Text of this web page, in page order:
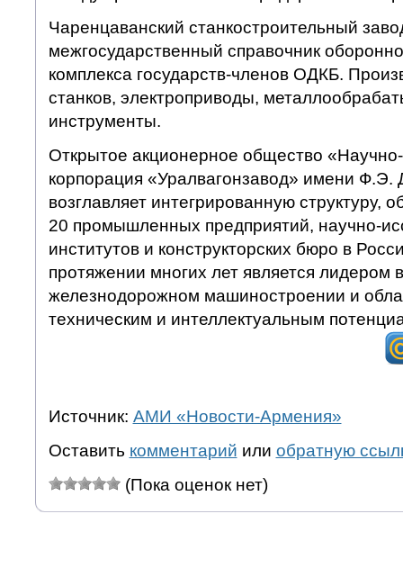
Чаренцаванский станкостроительный
межгосударственный справочник
комплекса государств-членов ОДКБ.
станков, электроприводы,
инструменты.
Открытое акционерное общество
корпорация «Уралвагонзавод» имени Ф.Э.
возглавляет интегрированную структуру,
20 промышленных предприятий, научно-
институтов и конструкторских бюро в
протяжении многих лет является лидером
железнодорожном машиностроении и
техническим и интеллектуальным
Источник: АМИ «Новости-Армения»
Оставить комментарий или обратную
(Пока оценок нет)